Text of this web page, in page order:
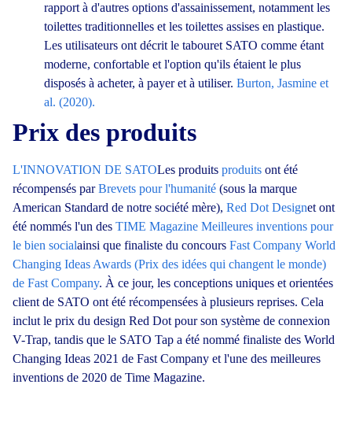
rapport à d'autres options d'assainissement, notamment les
toilettes traditionnelles et les toilettes assises en plastique.
Les utilisateurs ont décrit le tabouret SATO comme étant
moderne, confortable et l'option qu'ils étaient le plus
disposés à acheter, à payer et à utiliser. Burton, Jasmine et
al. (2020).
Prix des produits
L'INNOVATION DE SATOLes produits produits ont été
récompensés parBrevets pour l'humanité (sous la marque
American Standard de notre société mère), Red Dot Designet ont
été nommés l'un des TIME Magazine Meilleures inventions pour
le bien socialainsi que finaliste du concours Fast Company World
Changing Ideas Awards (Prix des idées qui changent le monde)
de Fast Company. À ce jour, les conceptions uniques et orientées
client de SATO ont été récompensées à plusieurs reprises. Cela
inclut le prix du design Red Dot pour son système de connexion
V-Trap, tandis que le SATO Tap a été nommé finaliste des World
Changing Ideas 2021 de Fast Company et l'une des meilleures
inventions de 2020 de Time Magazine.